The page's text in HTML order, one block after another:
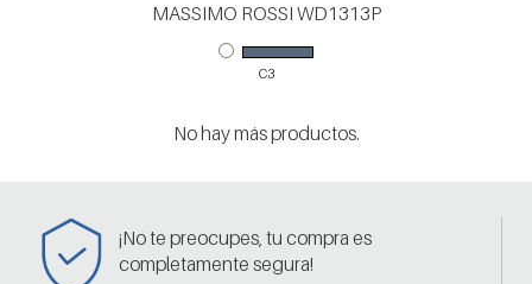
MASSIMO ROSSI WD1313P
C3
No hay más productos.
¡No te preocupes, tu compra es
completamente segura!